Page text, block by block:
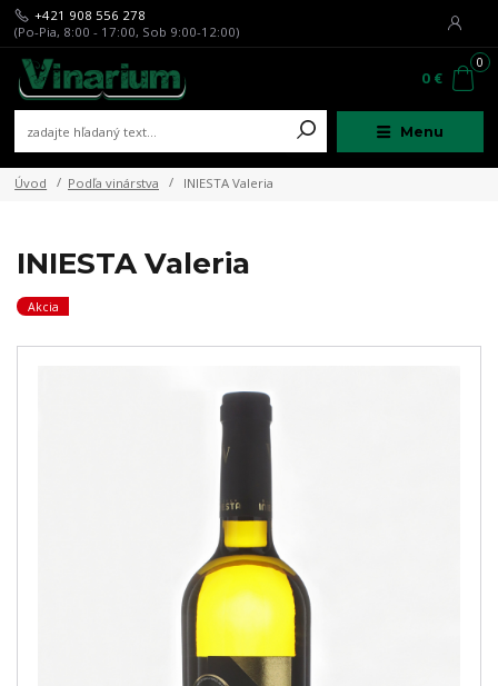
Menu
+421 908 556 278
(Po-Pia, 8:00 - 17:00, Sob 9:00-12:00)
0
0 €
Úvod Podľa vinárstva INIESTA Valeria
INIESTA Valeria
Akcia